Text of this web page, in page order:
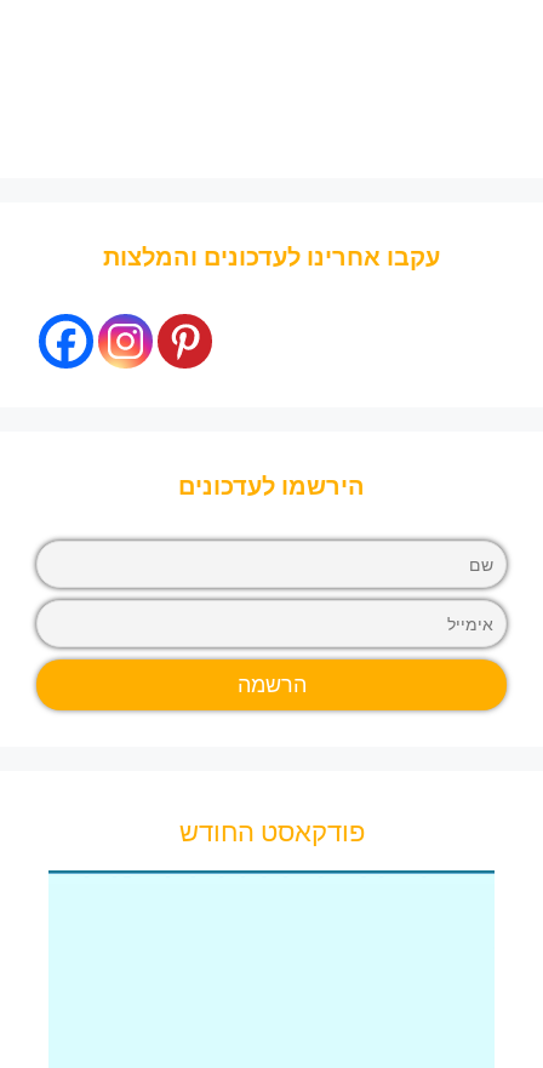
עקבו אחרינו לעדכונים והמלצות
הירשמו לעדכונים
פודקאסט החודש